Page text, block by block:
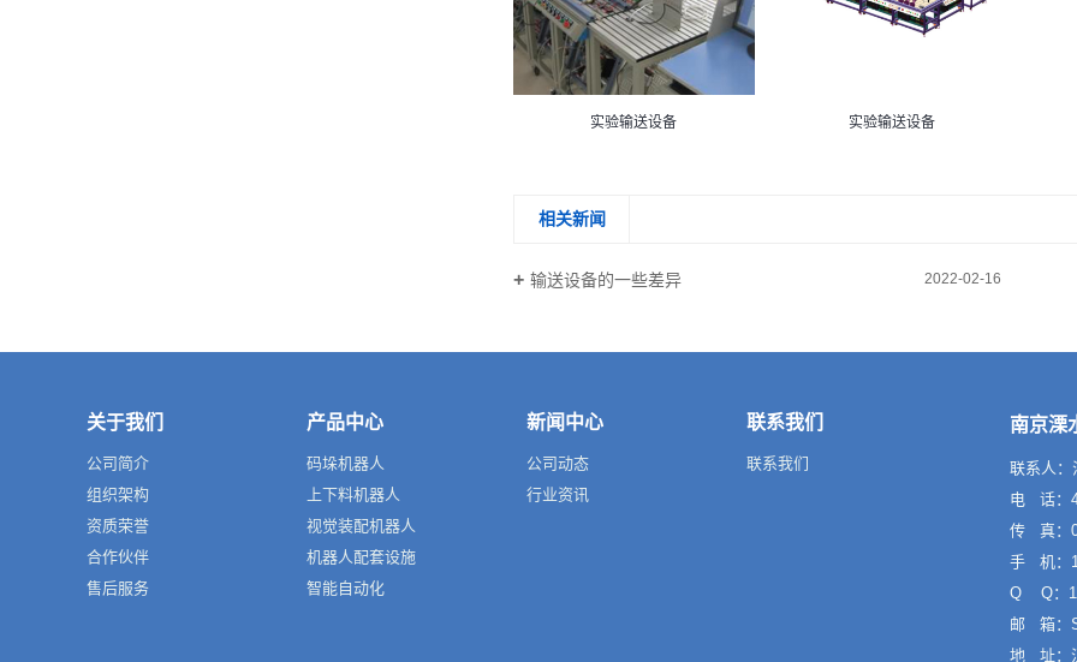
实验输送设备 实验输送设备
相关新闻
输送设备的一些差异 2022-02-16
关于我们
公司简介
组织架构
资质荣誉
合作伙伴
售后服务
产品中心
码垛机器人
上下料机器人
视觉装配机器人
机器人配套设施
智能自动化
新闻中心
公司动态
行业资讯
联系我们
联系我们
南京溧
联系人：
电 话：
传 真：
手 机：
Q Q：
邮 箱：
地 址：